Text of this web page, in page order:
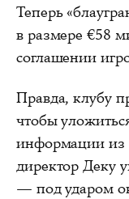
Теперь
в размере €58
соглашении
Правда, клубу
чтобы
информации из
директор Деку
— под ударом